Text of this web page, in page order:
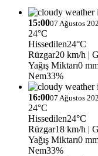
15:0007 Ağustos
24°C
Hissedilen24°C
Rüzgar20 km/h |
Yağış Miktarı0
Nem33%
16:0007 Ağustos
24°C
Hissedilen24°C
Rüzgar18 km/h |
Yağış Miktarı0
Nem33%